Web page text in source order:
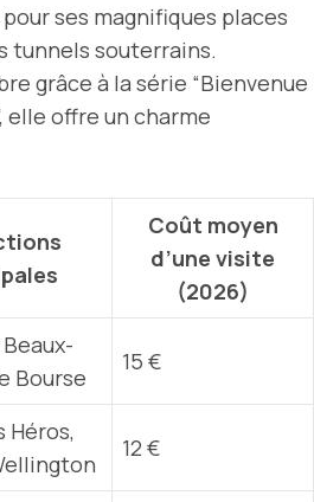
ses magnifiques places
tunnels souterrains.
grâce à la série “Bienvenue
elle offre un charme
Coût moyen
d’une visite
(2026)
Bourse
15 €
Héros,
12 €